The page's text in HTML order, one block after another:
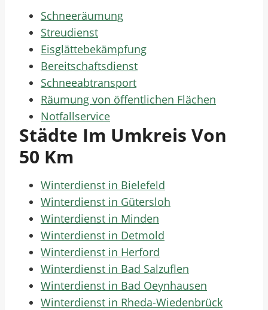
Schneeräumung
Streudienst
Eisglättebekämpfung
Bereitschaftsdienst
Schneeabtransport
Räumung von öffentlichen Flächen
Notfallservice
Städte Im Umkreis Von
50 Km
Winterdienst in Bielefeld
Winterdienst in Gütersloh
Winterdienst in Minden
Winterdienst in Detmold
Winterdienst in Herford
Winterdienst in Bad Salzuflen
Winterdienst in Bad Oeynhausen
Winterdienst in Rheda-Wiedenbrück